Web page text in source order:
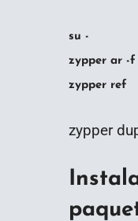
su -
zypper ar -f
zypper ref
zypper